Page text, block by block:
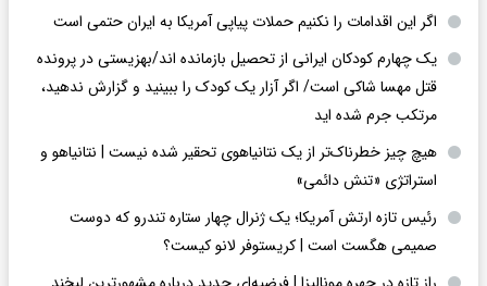
اگر این اقدامات را نکنیم حملات پیاپی آمریکا به ایران حتمی است
یک چهارم کودکان ایرانی از تحصیل بازمانده اند/بهزیستی در پرونده
قتل مهسا شاکی است/ اگر آزار یک کودک را ببینید و گزارش ندهید،
مرتکب جرم شده اید
هیچ چیز خطرناک‌تر از یک نتانیاهوی تحقیر شده نیست | نتانیاهو و
استراتژی «تنش دائمی»
رئیس تازه ارتش آمریکا؛ یک ژنرال چهار ستاره تندرو که دوست
صمیمی هگست است | کریستوفر لانو کیست؟